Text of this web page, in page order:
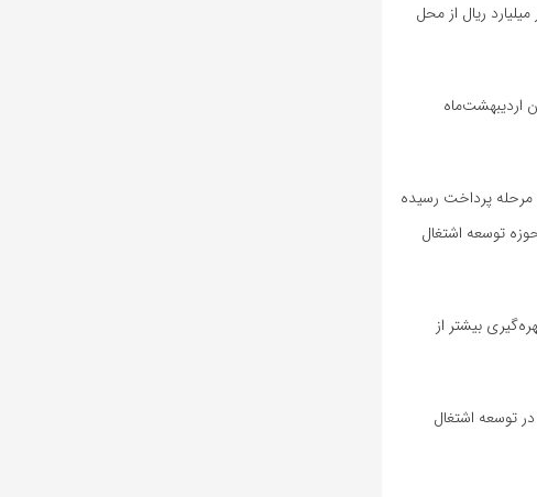
کارآفرینی و اشتغال وزارت تعاون، کار و رفاه اجتماعی اظهار کرد : برای اجرای این طرح، یک همت معادل 10 هزار میلیارد ریال از محل
اردیبهشت‌ماه
تاکنون بیش از 55درصد منابع پیش‌بینی‌شده به مرحله پرداخت رسیده
در حوزه توسعه اشتغال
بیشتر از
توسعه اشتغال